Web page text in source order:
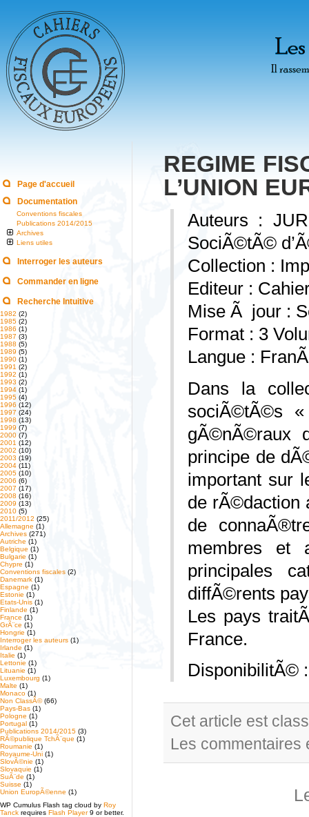
Page d'accueil
Documentation
Conventions fiscales
Publications 2014/2015
Archives
Liens utiles
Interroger les auteurs
Commander en ligne
Recherche Intuitive
1982 (2)
1985 (2)
1986 (1)
1987 (3)
1988 (5)
1989 (5)
1990 (1)
1991 (2)
1992 (1)
1993 (2)
1994 (1)
1995 (4)
1996 (12)
1997 (24)
1998 (13)
1999 (7)
2000 (7)
2001 (12)
2002 (10)
2003 (19)
2004 (11)
2005 (10)
2006 (6)
2007 (17)
2008 (16)
2009 (13)
2010 (5)
2011/2012 (25)
Allemagne (1)
Archives (271)
Autriche (1)
Belgique (1)
Bulgarie (1)
Chypre (1)
Conventions fiscales (2)
Danemark (1)
Espagne (1)
Estonie (1)
Etats-Unis (1)
Finlande (1)
France (1)
GrÃ¨ce (1)
Hongrie (1)
Interroger les auteurs (1)
Irlande (1)
Italie (1)
Lettonie (1)
Lituanie (1)
Luxembourg (1)
Malte (1)
Monaco (1)
Non ClassÃ©(66)
Pays-Bas (1)
Pologne (1)
Portugal (1)
Publications 2014/2015 (3)
RÃ©publique TchÃ¨que (1)
Roumanie (1)
Royaume-Uni (1)
SlovÃ©nie (1)
Slovaquie (1)
SuÃ¨de (1)
Suisse (1)
Union EuropÃ©enne (1)
WP Cumulus Flash tag cloud by Roy
Tanck requires Flash Player9 or better.
REGIME
L’UNION
Auteurs :
SociÃ©tÃ©
Collection :
Editeur :
Mise Ã jour :
Format : 3
Langue :
Dans la
sociÃ©tÃ©s
gÃ©nÃ©raux
principe de
important sur
de rÃ©daction
de
membres et
principales
diffÃ©rents
Les pays
France.
DisponibilitÃ©
Cet article est
Les commentaires